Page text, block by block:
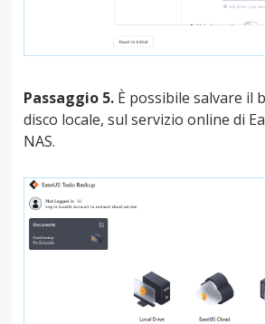
Passaggio 5. È possibile salvare il
disco locale, sul servizio online di
NAS.